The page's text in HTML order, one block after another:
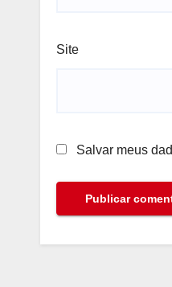
Site
Salvar meus